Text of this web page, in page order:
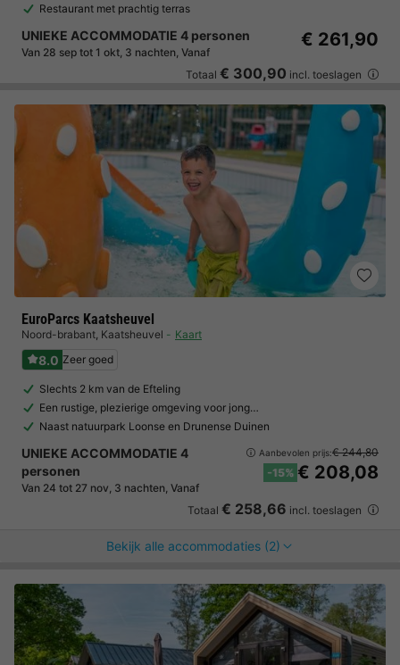
Restaurant met prachtig terras
UNIEKE ACCOMMODATIE 4 personen
Van 28 sep tot 1 okt, 3 nachten, Vanaf
€ 261,90
Totaal € 300,90 incl. toeslagen
EuroParcs Kaatsheuvel
Noord-brabant, Kaatsheuvel Kaart
8.0 Zeer goed
Slechts 2 km van de Efteling
Een rustige, plezierige omgeving voor jong…
Naast natuurpark Loonse en Drunense Duinen
UNIEKE ACCOMMODATIE 4
personen
Van 24 tot 27 nov, 3 nachten, Vanaf
Aanbevolen prijs:€ 244,80
-15% € 208,08
Totaal € 258,66 incl. toeslagen
Bekijk alle accommodaties (2)